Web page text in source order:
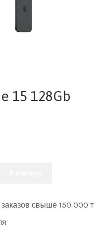
15 128Gb
свыше 150 000 т